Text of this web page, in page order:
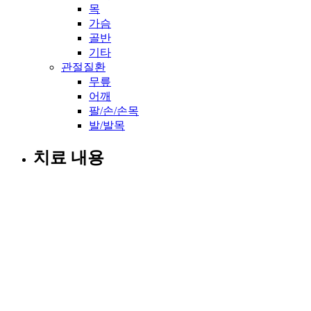
목
가슴
골반
기타
관절질환
무릎
어깨
팔/손/손목
발/발목
치료 내용